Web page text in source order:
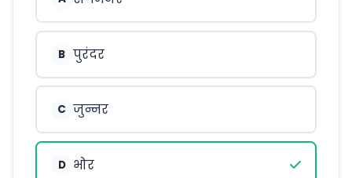
B पुरंदर
C जुन्नर
D भोर